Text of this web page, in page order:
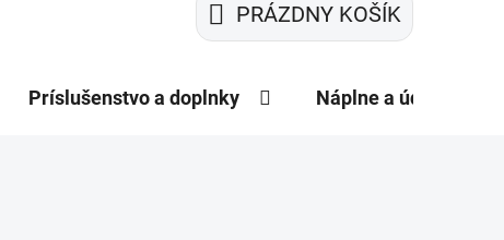
NÁKUPNÝ
KOŠÍK
PRÁZDNY KOŠÍK
Príslušenstvo a doplnky Náplne a údržba